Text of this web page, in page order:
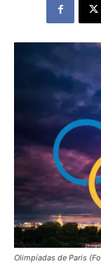
Olimpíadas de Paris